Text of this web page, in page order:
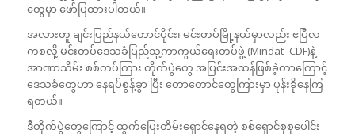
တွေမှာ ဖော်ပြထားပါတယ်။
အလားတူ ချင်းပြည်နယ်တောင်ပိုင်း၊ မင်းတပ်မြို့နယ်မှာလည်း ဧပြီလ
ကစလို့ မင်းတပ်ဒေသခံပြည်သူ့ကာကွယ်ရေးတပ်ဖွဲ့ (Mindat- CDF)နဲ့
အာဏာသိမ်း စစ်တပ်ကြား တိုက်ပွဲတွေ အပြင်းအထန်ဖြစ်ခဲ့တာကြောင့်
ဒေသခံတွေဟာ နေရပ်စွန့်ခွာ ပြီး တောတောင်တွေကြားမှာ ပုန်းခိုနေကြ
ရတယ်။
ဒီတိုက်ပွဲတွေကြောင့် ထွက်ပြေးတိမ်းရှောင်နေရတဲ့ စစ်ရှောင်စုစုပေါင်း